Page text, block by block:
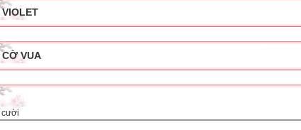
VUA
cười